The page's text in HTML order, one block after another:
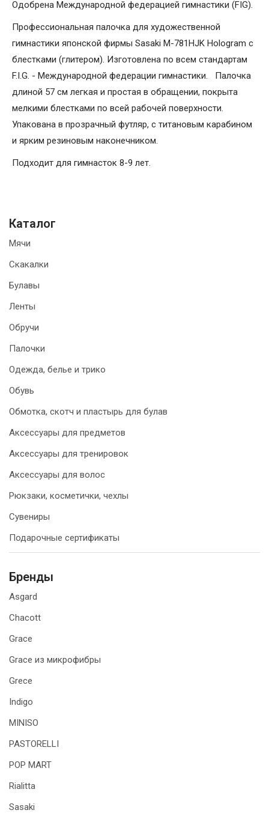
Одобрена Международной федерацией гимнастики (FIG).
Профессиональная палочка для художественной
гимнастики японской фирмы Sasaki M-781HJK Hologram с
блестками (глитером). Изготовлена по всем стандартам
F.I.G. - Международной федерации гимнастики. Палочка
длиной 57 см легкая и простая в обращении, покрыта
мелкими блестками по всей рабочей поверхности.
Упакована в прозрачный футляр, с титановым карабином
и ярким резиновым наконечником.
Подходит для гимнасток 8-9 лет.
Каталог
Мячи
Скакалки
Булавы
Ленты
Обручи
Палочки
Одежда, белье и трико
Обувь
Обмотка, скотч и пластырь для булав
Аксессуары для предметов
Аксессуары для тренировок
Аксессуары для волос
Рюкзаки, косметички, чехлы
Сувениры
Подарочные сертификаты
Бренды
Asgard
Chacott
Grace
Grace из микрофибры
Grece
Indigo
MINISO
PASTORELLI
POP MART
Rialitta
Sasaki